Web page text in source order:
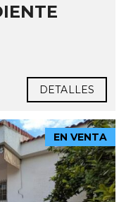
DETALLES
EN VENTA